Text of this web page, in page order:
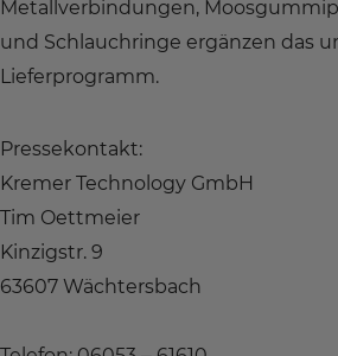
Metallverbindungen,
und Schlauchringe ergänzen das
Lieferprogramm.
Pressekontakt:
Kremer Technology GmbH
Tim Oettmeier
Kinzigstr. 9
63607 Wächtersbach